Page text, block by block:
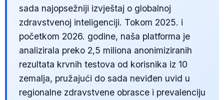
sada najopsežniji izvještaj o globalnoj
zdravstvenoj inteligenciji. Tokom 2025. i
početkom 2026. godine, naša platforma je
analizirala preko 2,5 miliona anonimiziranih
rezultata krvnih testova od korisnika iz 10
zemalja, pružajući do sada neviđen uvid u
regionalne zdravstvene obrasce i prevalenciju